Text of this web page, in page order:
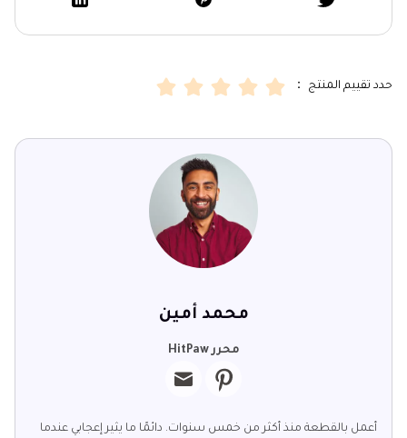
حدد تقييم المنتج ：
محمد أمين
محرر HitPaw
أعمل بالقطعة منذ أكثر من خمس سنوات. دائمًا ما يثير إعجابي عندما